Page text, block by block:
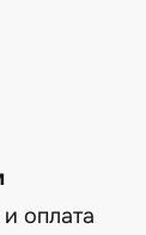
оплата